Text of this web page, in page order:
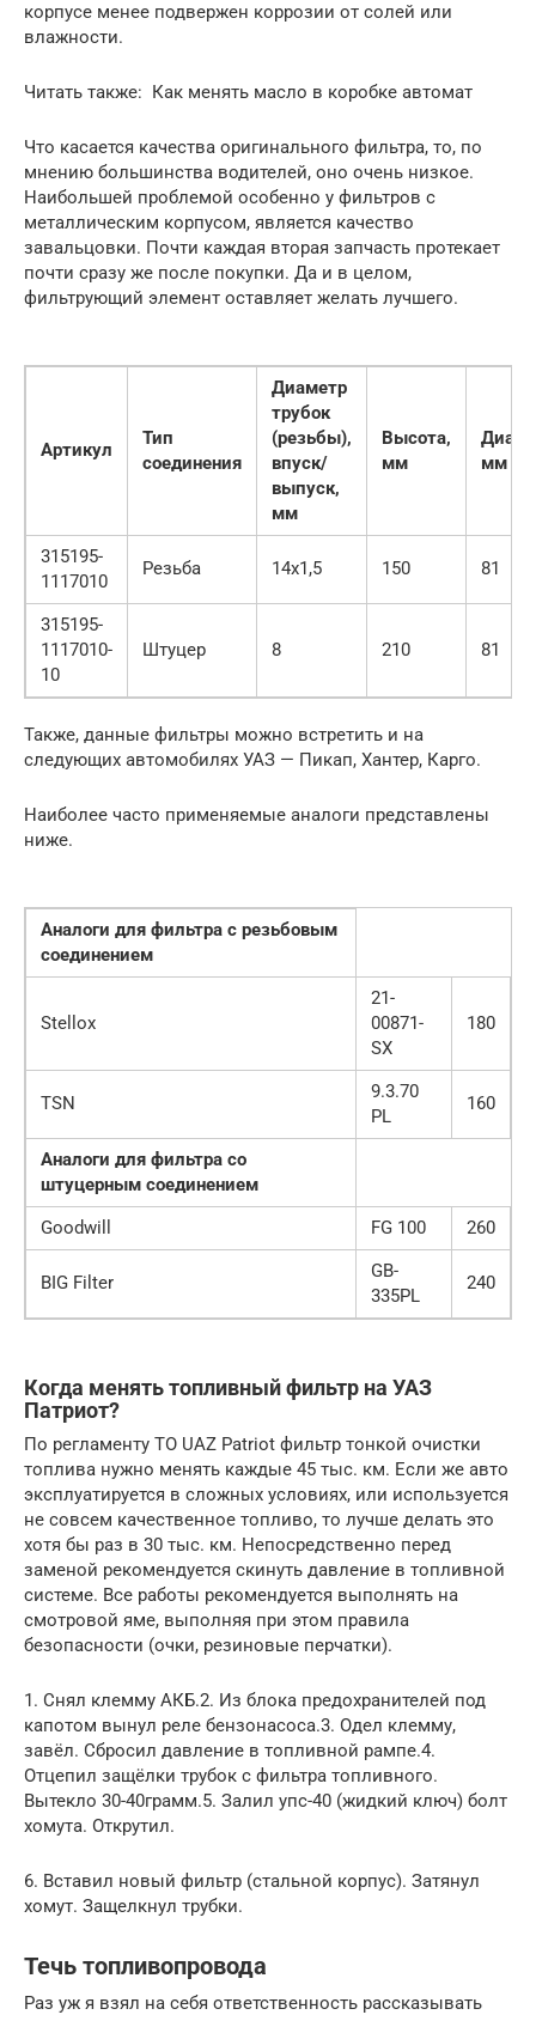
корпусе менее подвержен коррозии от солей или
влажности.
Читать также: Как менять масло в коробке автомат
Что касается качества оригинального фильтра, то, по
мнению большинства водителей, оно очень низкое.
Наибольшей проблемой особенно у фильтров с
металлическим корпусом, является качество
завальцовки. Почти каждая вторая запчасть протекает
почти сразу же после покупки. Да и в целом,
фильтрующий элемент оставляет желать лучшего.
Артикул
Тип
соединения
Диаметр
трубок
(резьбы),
впуск/
выпуск,
мм
Высота,
мм
мм
315195-
1117010
Резьба 14х1,5 150 81
315195-
1117010-
10
Штуцер 8 210 81
Также, данные фильтры можно встретить и на
следующих автомобилях УАЗ — Пикап, Хантер, Карго.
Наиболее часто применяемые аналоги представлены
ниже.
Аналоги для фильтра с резьбовым
соединением
Stellox
21-
00871-
SX
180
TSN
9.3.70
PL
160
Аналоги для фильтра со
штуцерным соединением
Goodwill
FG 100 260
BIG Filter
GB-
335PL
240
Когда менять топливный фильтр на УАЗ
Патриот?
По регламенту ТО UAZ Patriot фильтр тонкой очистки
топлива нужно менять каждые 45 тыс. км. Если же авто
эксплуатируется в сложных условиях, или используется
не совсем качественное топливо, то лучше делать это
хотя бы раз в 30 тыс. км. Непосредственно перед
заменой рекомендуется скинуть давление в топливной
системе. Все работы рекомендуется выполнять на
смотровой яме, выполняя при этом правила
безопасности (очки, резиновые перчатки).
1. Снял клемму АКБ.2. Из блока предохранителей под
капотом вынул реле бензонасоса.3. Одел клемму,
завёл. Сбросил давление в топливной рампе.4.
Отцепил защёлки трубок с фильтра топливного.
Вытекло 30-40грамм.5. Залил упс-40 (жидкий ключ) болт
хомута. Открутил.
6. Вставил новый фильтр (стальной корпус). Затянул
хомут. Защелкнул трубки.
Течь топливопровода
Раз уж я взял на себя ответственность рассказывать